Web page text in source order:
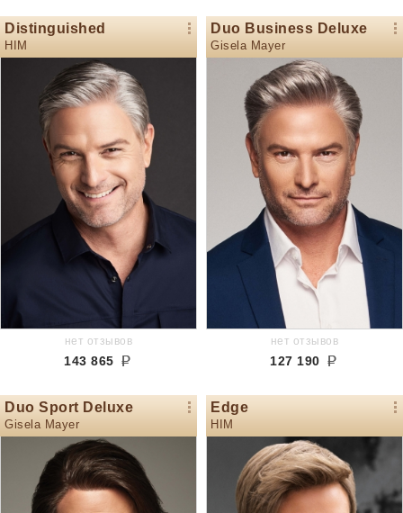
Distinguished
HIM
нет отзывов
143 865
Duo Business Deluxe
Gisela Mayer
нет отзывов
127 190
Duo Sport Deluxe
Gisela Mayer
Edge
HIM